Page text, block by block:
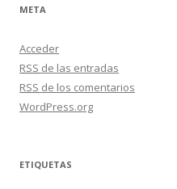
META
Acceder
RSS de las entradas
RSS de los comentarios
WordPress.org
ETIQUETAS